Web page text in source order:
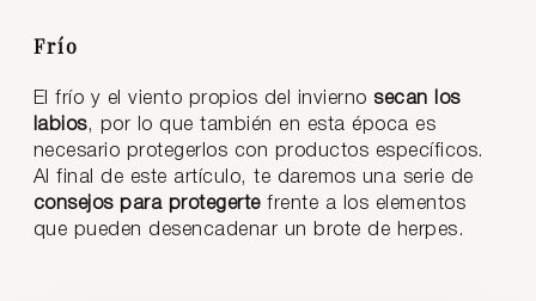
Frío
El frío y el viento propios del invierno secan los
labios, por lo que también en esta época es
necesario protegerlos con productos específicos.
Al final de este artículo, te daremos una serie de
consejos para protegertefrente a los elementos
que pueden desencadenar un brote de herpes.